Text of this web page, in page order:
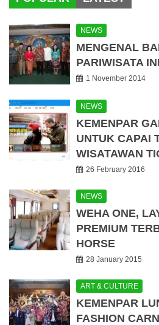
NEWS
MENGENAL
PARIWISATA
1 November 2014
NEWS
KEMENPAR
UNTUK CAPAI
WISATAWAN
26 February 2016
NEWS
WEHA ONE,
PREMIUM
HORSE
28 January 2015
ART & CULTURE
KEMENPAR
FASHION